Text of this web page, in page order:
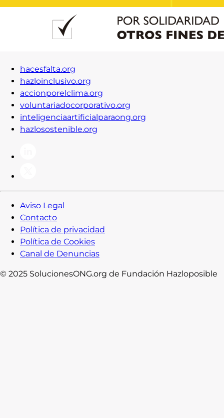
hacesfalta.org
hazloinclusivo.org
accionporelclima.org
voluntariadocorporativo.org
inteligenciaartificialparaong.org
hazlosostenible.org
Aviso Legal
Contacto
Política de privacidad
Política de Cookies
Canal de Denuncias
© 2025 SolucionesONG.org de Fundación Hazloposible